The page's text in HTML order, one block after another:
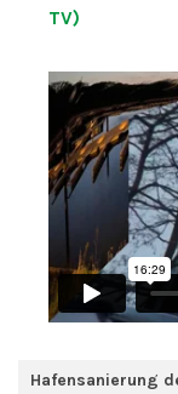
TV)
Hafensanierung